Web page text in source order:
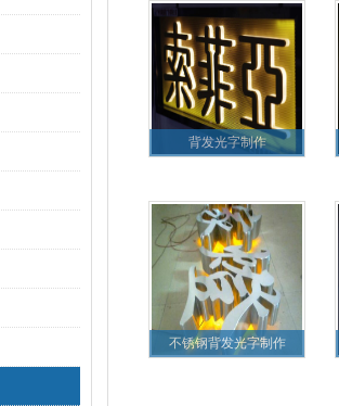
背发光字制作
不锈钢背发光字制作